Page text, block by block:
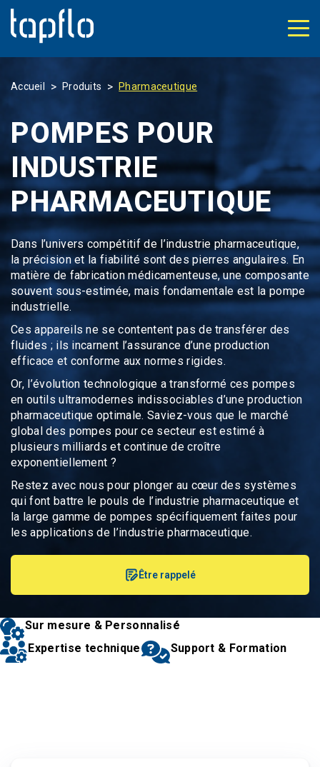
Accueil > Produits > Pharmaceutique
POMPES POUR
INDUSTRIE
PHARMACEUTIQUE
Dans l’univers compétitif de l’industrie pharmaceutique,
la précision et la fiabilité sont des pierres angulaires. En
matière de fabrication médicamenteuse, une composante
souvent sous-estimée, mais fondamentale est lapompe
industrielle.
Ces appareils ne se contentent pas de transférer des
fluides ; ils incarnent l’assurance d’une production
efficace et conforme auxnormes rigides.
Or, l’évolution technologique a transformé ces pompes
en outils ultramodernes indissociables d’une production
pharmaceutique optimale. Saviez-vous que lemarché
global des pompes pour ce secteur est estimé à
plusieurs milliards et continue de croître
exponentiellement ?
Restez avec nous pour plonger au cœur des systèmes
qui font battre le pouls de l’industrie pharmaceutique et
la large gamme de pompes spécifiquement faites pour
les applications de l’industrie pharmaceutique.
Être rappelé
Sur mesure & Personnalisé
Expertise technique
Support & Formation